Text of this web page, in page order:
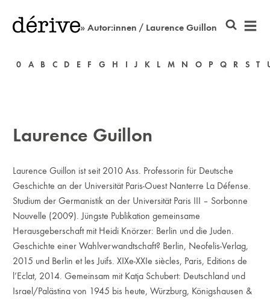
» Autor:innen / Laurence Guillon
0 A B C D E F G H I J K L M N O P Q R S T
Laurence Guillon
Laurence Guillon ist seit 2010 Ass. Professorin für Deutsche
Geschichte an der Universität Paris-Ouest Nanterre La Défense.
Studium der Germanistik an der Universität Paris III – Sorbonne
Nouvelle (2009). Jüngste Publikation gemeinsame
Herausgeberschaft mit Heidi Knörzer: Berlin und die Juden.
Geschichte einer Wahlverwandtschaft? Berlin, Neofelis-Verlag,
2015 und Berlin et les Juifs. XIXe-XXIe siècles, Paris, Editions de
l’Eclat, 2014. Gemeinsam mit Katja Schubert: Deutschland und
Israel/Palästina von 1945 bis heute, Würzburg, Königshausen &